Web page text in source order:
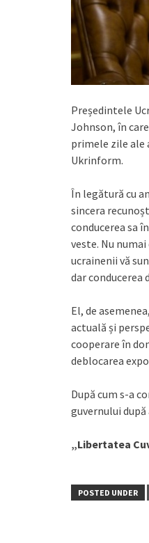
Președintele
Johnson, în
primele zile ale
Ukrinform.
În legătură cu
sincera
conducerea sa
veste. Nu
ucrainenii vă
dar conducerea
El, de
actuală și
cooperare în
deblocarea
După cum s-a
guvernului
„Libertatea
POSTED UNDER